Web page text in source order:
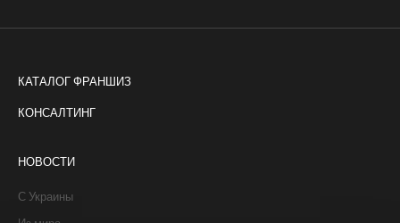
КАТАЛОГ ФРАНШИЗ
КОНСАЛТИНГ
НОВОСТИ
С Украины